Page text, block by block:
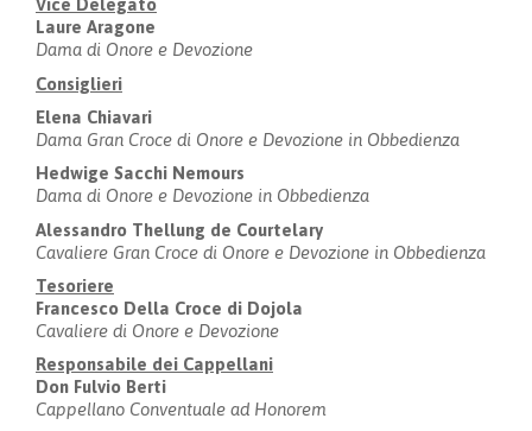
Vice Delegato
Laure Aragone
Dama di Onore e Devozione
Consiglieri
Elena Chiavari
Dama Gran Croce di Onore e Devozione in Obbedienza
Hedwige Sacchi Nemours
Dama di Onore e Devozione in Obbedienza
Alessandro Thellung de Courtelary
Cavaliere Gran Croce di Onore e Devozione in Obbedienza
Tesoriere
Francesco Della Croce di Dojola
Cavaliere di Onore e Devozione
Responsabile dei Cappellani
Don Fulvio Berti
Cappellano Conventuale ad Honorem